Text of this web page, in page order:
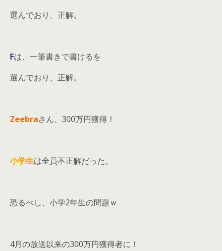
選んでおり、正解。
Fは、一筆書きで書けるを
選んでおり、正解。
Zeebraさん、300万円獲得！
小学生は全員不正解だった。
恐るべし、小学2年生の問題ｗ
4月の放送以来の300万円獲得者に！